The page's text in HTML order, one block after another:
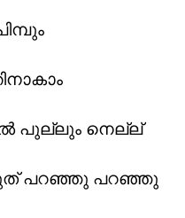
പുല്ലും നെല്ല്
പറഞ്ഞു പറഞ്ഞു